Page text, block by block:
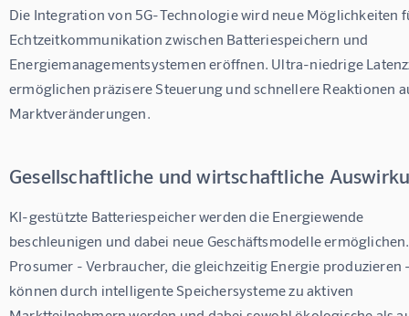
Die Integration von 5G-Technologie wird neue Möglichkeiten
Echtzeitkommunikation zwischen Batteriespeichern und
Energiemanagementsystemen eröffnen. Ultra-niedrige
ermöglichen präzisere Steuerung und schnellere Reaktionen
Marktveränderungen.
Gesellschaftliche und wirtschaftliche
KI-gestützte Batteriespeicher werden die Energiewende
beschleunigen und dabei neue Geschäftsmodelle
Prosumer - Verbraucher, die gleichzeitig Energie produzieren
können durch intelligente Speichersysteme zu aktiven